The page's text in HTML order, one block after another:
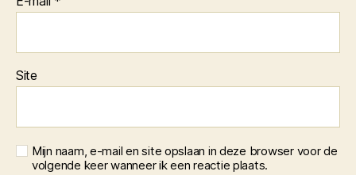
Site
Mijn naam, e-mail en site opslaan in deze browser voor de
volgende keer wanneer ik een reactie plaats.